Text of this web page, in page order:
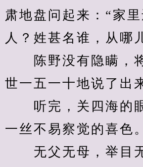
肃地盘问起来：“家
人？姓甚名谁，从哪
陈野没有隐瞒，
世一五一十地说了出
听完，关四海的眼
一丝不易察觉的喜色。
无父无母，举目